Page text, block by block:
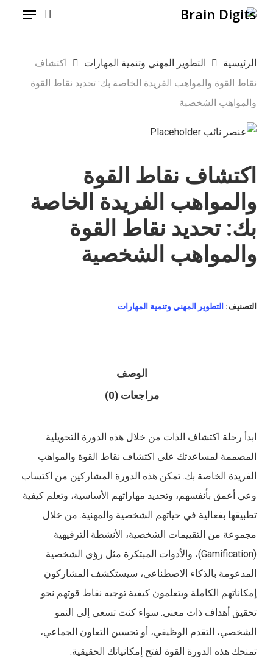
Skip
content
Menu
الرئيسية التطوير المهني وتنمية المهارات
اكتشاف
نقاط القوة والمواهب الفريدة الخاصة بك: تحديد نقاط القوة
والمواهب الشخصية
اكتشاف نقاط القوة
والمواهب الفريدة الخاصة
بك: تحديد نقاط القوة
والمواهب الشخصية
التصنيف: التطوير المهني وتنمية المهارات
الوصف
مراجعات (0)
ابدأ رحلة اكتشاف الذات من خلال هذه الدورة التحويلية
المصممة لمساعدتك على اكتشاف نقاط القوة والمواهب
الفريدة الخاصة بك. تمكن هذه الدورة المشاركين من اكتساب
وعي أعمق بأنفسهم، وتحديد مهاراتهم الأساسية، وتعلم كيفية
تطبيقها بفعالية في حياتهم الشخصية والمهنية. من خلال
مجموعة من التقييمات الشخصية، الأنشطة الترفيهية
(Gamification)، والأدوات المبتكرة مثل رؤى الشخصية
المدعومة بالذكاء الاصطناعي، سيستكشف المشاركون
إمكاناتهم الكاملة ويتعلمون كيفية توجيه نقاط قوتهم نحو
تحقيق أهداف ذات معنى. سواء كنت تسعى إلى النمو
الشخصي، التقدم الوظيفي، أو تحسين التعاون الجماعي،
تمنحك هذه الدورة القوة لفتح إمكانياتك الحقيقية.